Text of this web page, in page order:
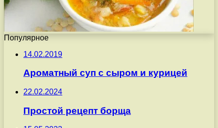
Популярное
14.02.2019
Ароматный суп с сыром и курицей
22.02.2024
Простой рецепт борща